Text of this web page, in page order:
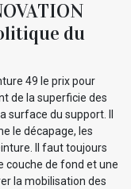
du
49 le prix pour
de la superficie des
surface du support. Il
le décapage, les
Il faut toujours
couche de fond et une
la mobilisation des